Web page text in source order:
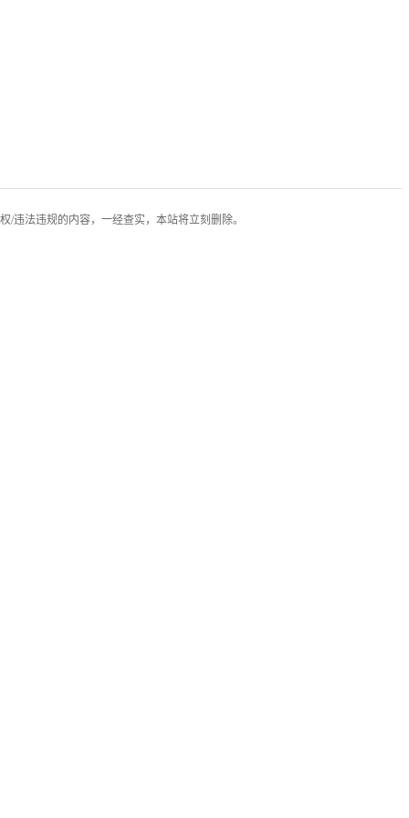
违法违规的内容，一经查实，本站将立刻删除。